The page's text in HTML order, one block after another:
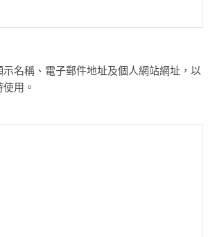
示名稱、電子郵件地址及個人網站網址，以
用。